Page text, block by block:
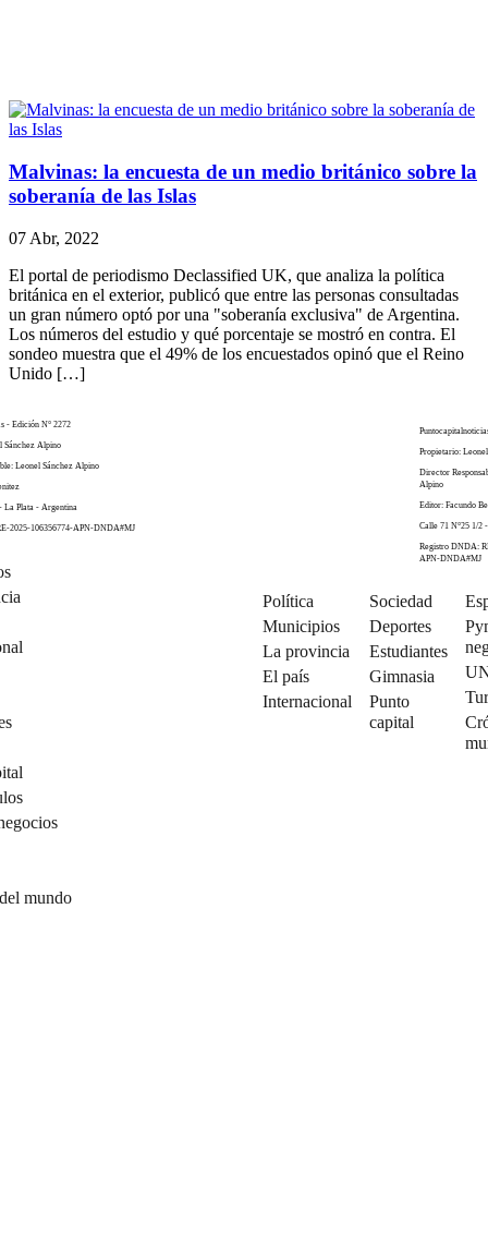
Malvinas: la encuesta de un medio británico sobre la
soberanía de las Islas
07 Abr, 2022
El portal de periodismo Declassified UK, que analiza la política
británica en el exterior, publicó que entre las personas consultadas
un gran número optó por una "soberanía exclusiva" de Argentina.
Los números del estudio y qué porcentaje se mostró en contra. El
sondeo muestra que el 49% de los encuestados opinó que el Reino
Unido […]
- Edición N° 2272
Sánchez Alpino
Leonel Sánchez Alpino
La Plata - Argentina
2025-106356774-APN-DNDA#MJ
mundo
Propietario:
Director
Alpino
Editor: Facundo
Calle 71 N°25 1/2
Registro DNDA:
APN-DNDA#MJ
Política
Municipios
La provincia
El país
Internacional
Sociedad
Deportes
Estudiantes
Gimnasia
Punto
capital